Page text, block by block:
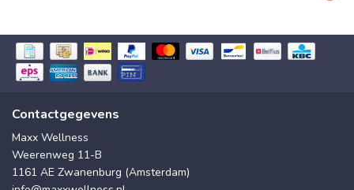
Contactgegevens
Maxx Wellness
Weerenweg 11-B
1161 AE Zwanenburg (Amsterdam)